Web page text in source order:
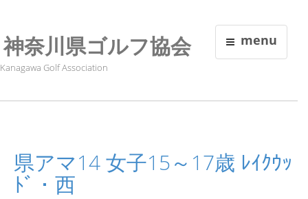
menu
神奈川県ゴルフ協会
Kanagawa Golf Association
県アマ14 女子15～17歳 ﾚｲｸｳｯ
ﾄﾞ・西